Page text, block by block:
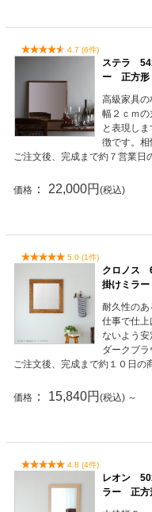
4.7 (6件)
ステラ
ー 正方形
高級家具の
幅２ｃｍの
と表現し
徴です。相
ご注文後、完成まで約７営業日
価格 ： 22,000円 (税込)
5.0 (1件)
クロノス
掛けミラ
耐久性の
仕事で仕
ないよう
ダークブラ
ご注文後、完成まで約１０日の
価格 ： 15,840円 (税込) ～
4.8 (4件)
レオン
ラー 正方